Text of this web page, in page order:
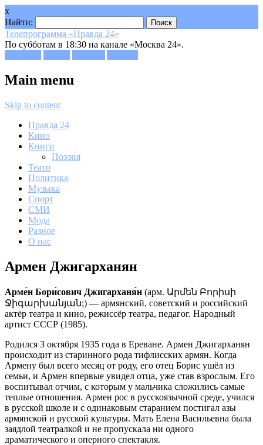
x
Найти:
Телепрограмма «Правда 24»
По субботам в 18:30 на канале «Москва 24».
Main menu
Skip to content
Правда 24
Кино
Книги
Поэзия
Театр
Политика
Музыка
Спорт
СМИ
Мода
Разное
О нас
Армен Джигарханян
Арме́н Бори́сович Джигарханя́н (арм. Արմեն Բորիսի
Ջիգարխանյան;) — армянский, советский и российский
актёр театра и кино, режиссёр театра, педагог. Народный
артист СССР (1985).
Родился 3 октября 1935 года в Ереване. Армен Джигарханян
происходит из старинного рода тифлисских армян. Когда
Армену был всего месяц от роду, его отец Борис ушёл из
семьи, и Армен впервые увидел отца, уже став взрослым. Его
воспитывал отчим, с которым у мальчика сложились самые
теплые отношения. Армен рос в русскоязычной среде, учился
в русской школе и с одинаковым старанием постигал азы
армянской и русской культуры. Мать Елена Васильевна была
заядлой театралкой и не пропускала ни одного
драматического и оперного спектакля.